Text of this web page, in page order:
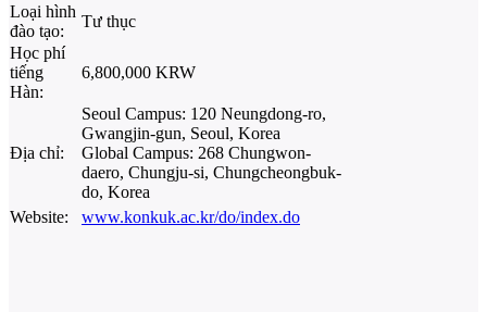
Loại hình
đào tạo:
Tư thục
Học phí
tiếng
Hàn:
6,800,000 KRW
Địa chỉ:
Seoul Campus: 120 Neungdong-ro,
Gwangjin-gun, Seoul, Korea
Global Campus: 268 Chungwon-
daero, Chungju-si, Chungcheongbuk-
do, Korea
Website:
www.konkuk.ac.kr/do/index.do